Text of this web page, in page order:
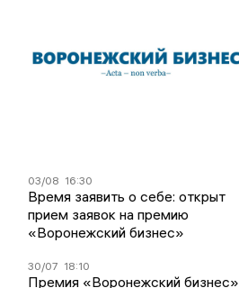
03/08 16:30
Время заявить о себе: открыт
прием заявок на премию
«Воронежский бизнес»
30/07 18:10
Премия «Воронежский бизнес»